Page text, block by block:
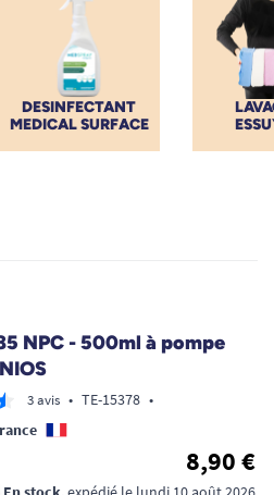
DESINFECTANT
MEDICAL SURFACE
NPC - 500ml à pompe
3 avis • TE-15378 •
8,90 €